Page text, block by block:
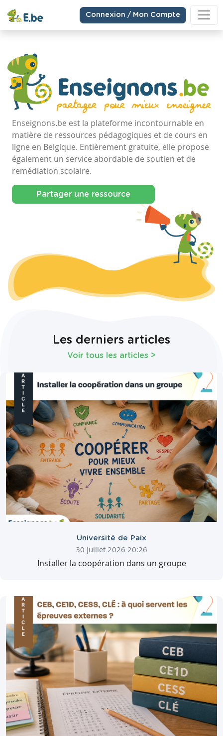
Connexion / Mon Compte
Enseignons.be est la plateforme incontournable en
matière de ressources pédagogiques et de cours en
ligne en Belgique. Entièrement gratuite, elle propose
également un service abordable de soutien et de
remédiation scolaire.
Partager une ressource
Les derniers articles
Voir tous les articles >
Université de Paix
30 juillet 2026 20:26
Installer la coopération dans un groupe